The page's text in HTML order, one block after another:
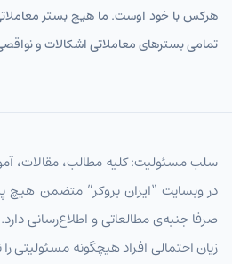
هرکس با خود اوست. ما هیچ بستر
تمامی بسترهای معاملاتی اشکالات و
سلب مسئولیت: کلیه مطالب، مقالات،
در وبسایت “ایران بروکر” متضمن هیچ
صرفا جنبه‌ی مطالعاتی و اطلاع‌رسانی
زیان احتمالی افراد هیچگونه مسئولیتی